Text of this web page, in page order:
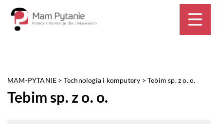
MAM-PYTANIE > Technologia i komputery >Tebim sp. z o. o.
Tebim sp. z o. o.